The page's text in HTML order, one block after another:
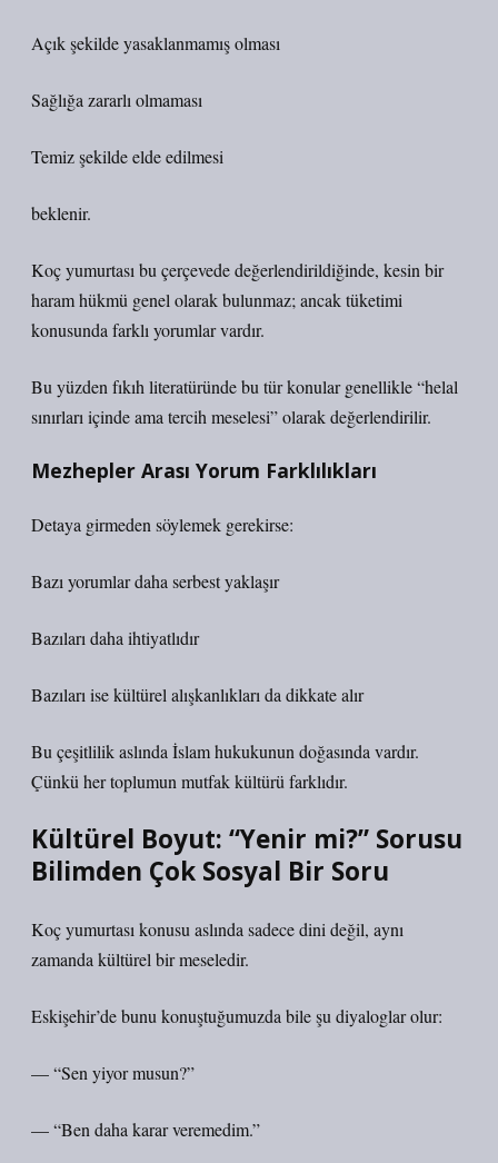
Açık şekilde yasaklanmamış olması
Sağlığa zararlı olmaması
Temiz şekilde elde edilmesi
beklenir.
Koç yumurtası bu çerçevede değerlendirildiğinde, kesin bir
haram hükmü genel olarak bulunmaz; ancak tüketimi
konusunda farklı yorumlar vardır.
Bu yüzden fıkıh literatüründe bu tür konular genellikle “helal
sınırları içinde ama tercih meselesi” olarak değerlendirilir.
Mezhepler Arası Yorum Farklılıkları
Detaya girmeden söylemek gerekirse:
Bazı yorumlar daha serbest yaklaşır
Bazıları daha ihtiyatlıdır
Bazıları ise kültürel alışkanlıkları da dikkate alır
Bu çeşitlilik aslında İslam hukukunun doğasında vardır.
Çünkü her toplumun mutfak kültürü farklıdır.
Kültürel Boyut: “Yenir mi?” Sorusu
Bilimden Çok Sosyal Bir Soru
Koç yumurtası konusu aslında sadece dini değil, aynı
zamanda kültürel bir meseledir.
Eskişehir’de bunu konuştuğumuzda bile şu diyaloglar olur:
— “Sen yiyor musun?”
— “Ben daha karar veremedim.”